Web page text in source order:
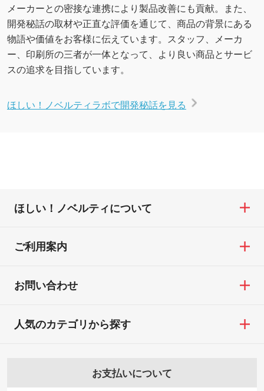
メーカーとの密接な連携により製品改善にも貢献。また、
開発秘話の取材や正直な評価を通じて、商品の背景にある
物語や価値をお客様に伝えています。スタッフ、メーカ
ー、印刷所の三者が一体となって、より良い商品とサービ
スの追求を目指しています。
ほしい！ノベルティラボで開発秘話を見る
ほしい！ノベルティについて
ご利用案内
お問い合わせ
お支払いについて
人気のカテゴリから探す